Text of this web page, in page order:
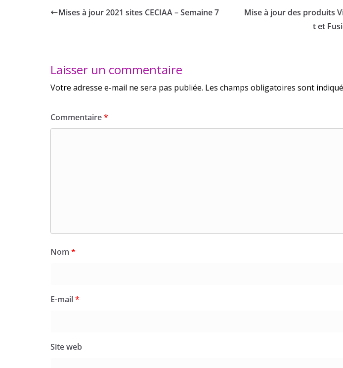
Mises à jour 2021 sites CECIAA – Semaine 7
Mise à jour des produits
t et
Laisser un commentaire
Votre adresse e-mail ne sera pas publiée. Les champs obligatoires sont
Commentaire*
Nom *
E-mail*
Site web